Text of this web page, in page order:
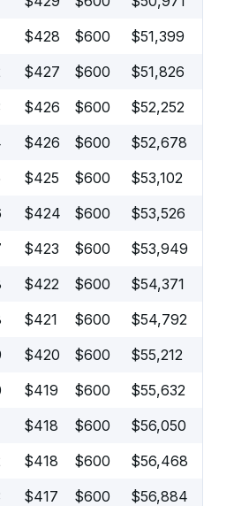
$428 $600 $51,399
$427 $600 $51,826
$426 $600 $52,252
$426 $600 $52,678
$425 $600 $53,102
$424 $600 $53,526
$423 $600 $53,949
$422 $600 $54,371
$421 $600 $54,792
$420 $600 $55,212
$419 $600 $55,632
$418 $600 $56,050
$418 $600 $56,468
$417 $600 $56,884